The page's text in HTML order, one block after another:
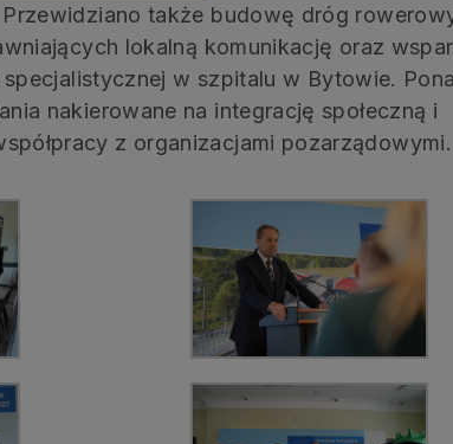
także budowę dróg
lokalną komunikację oraz
w szpitalu w Bytowie.
nakierowane na integrację społeczną i
z organizacjami pozarządowymi.